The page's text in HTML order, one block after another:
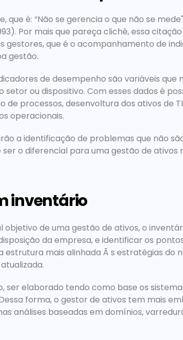
que é: “Não se gerencia o que não se
Por mais que pareça clichê, essa
gestores, que é o acompanhamento de
gestão.
de desempenho são variáveis
ou dispositivo. Com esses dados é
de processos, desenvoltura dos ativos de
operacionais.
a identificação de problemas que não
o diferencial para uma gestão de ativos
inventário
de uma gestão de ativos, o
da empresa, e identificar os
mais alinhada Ã s estratégias do
ser elaborado tendo como base os
forma, o gestor de ativos tem mais
análises baseadas em domínios,